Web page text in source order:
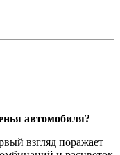
автомобиля?
взгляд поражает